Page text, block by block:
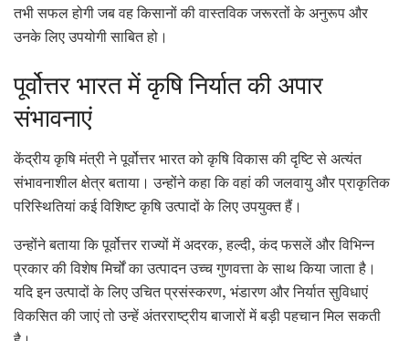
तभी सफल होगी जब वह किसानों की वास्तविक जरूरतों के अनुरूप और
उनके लिए उपयोगी साबित हो।
पूर्वोत्तर भारत में कृषि निर्यात की अपार
संभावनाएं
केंद्रीय कृषि मंत्री ने पूर्वोत्तर भारत को कृषि विकास की दृष्टि से अत्यंत
संभावनाशील क्षेत्र बताया। उन्होंने कहा कि वहां की जलवायु और प्राकृतिक
परिस्थितियां कई विशिष्ट कृषि उत्पादों के लिए उपयुक्त हैं।
उन्होंने बताया कि पूर्वोत्तर राज्यों में अदरक, हल्दी, कंद फसलें और विभिन्न
प्रकार की विशेष मिर्चों का उत्पादन उच्च गुणवत्ता के साथ किया जाता है।
यदि इन उत्पादों के लिए उचित प्रसंस्करण, भंडारण और निर्यात सुविधाएं
विकसित की जाएं तो उन्हें अंतरराष्ट्रीय बाजारों में बड़ी पहचान मिल सकती